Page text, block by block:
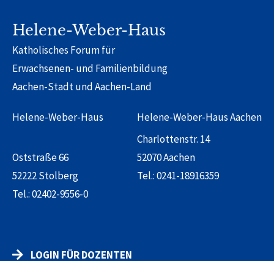
Helene-Weber-Haus
Katholisches Forum für
Erwachsenen- und Familienbildung
Aachen-Stadt und Aachen-Land
Helene-Weber-Haus
Oststraße 66
52222 Stolberg
Tel.:02402-9556-0
Helene-Weber-Haus Aachen
Charlottenstr. 14
52070 Aachen
Tel.:0241-18916359
LOGIN FÜR DOZENTEN